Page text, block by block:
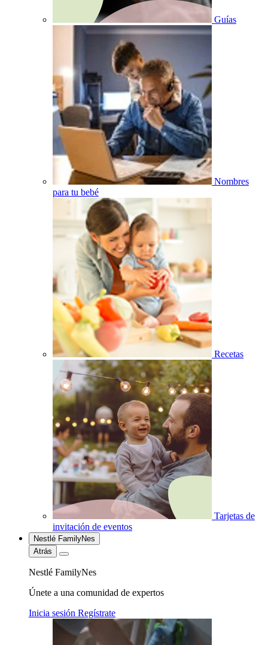
Guías
Nombres
para tu bebé
Recetas
Tarjetas de
invitación de eventos
Nestlé FamilyNes
Atrás
Nestlé FamilyNes
Únete a una comunidad de expertos
Inicia sesión Regístrate